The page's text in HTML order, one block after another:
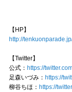
【HP】
http://
【Twitter】
公式： https://
足森いづみ： https://
柳谷ちほ： https://